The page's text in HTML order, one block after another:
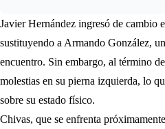
Javier Hernández ingresó de cambio
sustituyendo a Armando González,
encuentro. Sin embargo, al término
molestias en su pierna izquierda, lo
sobre su estado físico.
Chivas, que se enfrenta